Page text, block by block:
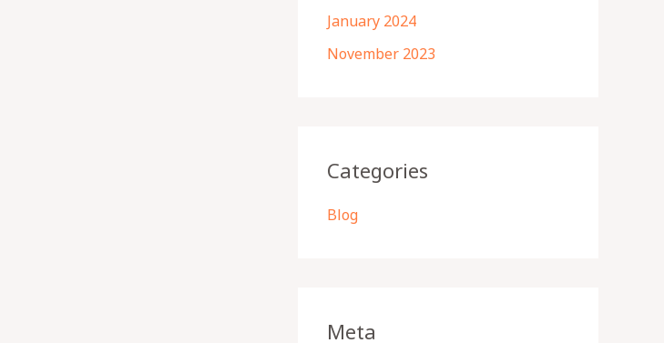
January 2024
November 2023
Categories
Blog
Meta